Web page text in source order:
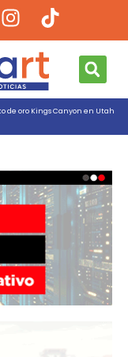
de oro Kings Canyon en Utah